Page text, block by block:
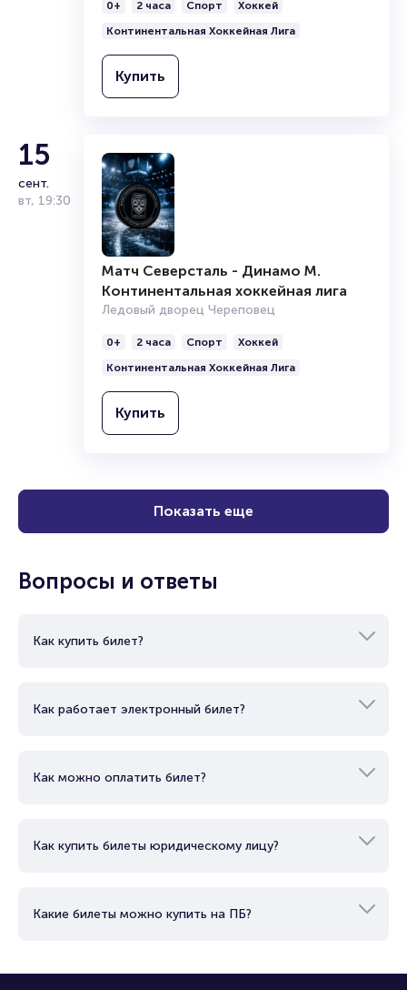
Континентальная хоккейная лига
Ледовый дворец Череповец
0+
Континентальная Хоккейная Лига
0+ 2 часа Спорт
Хоккей
Континентальная Хоккейная Лига
Купить
15
сент.
вт, 19:30
Матч Северсталь - Динамо М.
Континентальная хоккейная лига
Ледовый дворец Череповец
0+ 2 часа Спорт
Хоккей
Континентальная Хоккейная Лига
Купить
Показать еще
Вопросы и ответы
Как купить билет?
Как работает электронный билет?
Как можно оплатить билет?
Как купить билеты юридическому лицу?
Какие билеты можно купить на ПБ?